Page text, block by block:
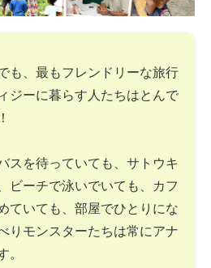
も、最もフレンドリーな旅行
ジーに暮らす人たちはとんで
スを待っていても、サトウキ
ビーチで泳いでいても、カフ
ていても、部屋でひとりにな
りモンスターたちは常にアナ
。